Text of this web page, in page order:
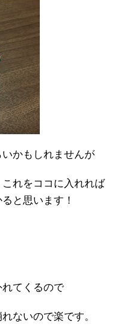
かもしれませんが
れをココに入れれば
と思います！
てくるので
ないので楽です。